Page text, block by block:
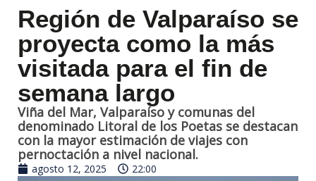
Región de Valparaíso se
proyecta como la más
visitada para el fin de
semana largo
Viña del Mar, Valparaíso y comunas del
denominado Litoral de los Poetas se destacan
con la mayor estimación de viajes con
pernoctación a nivel nacional.
agosto 12, 2025 22:00